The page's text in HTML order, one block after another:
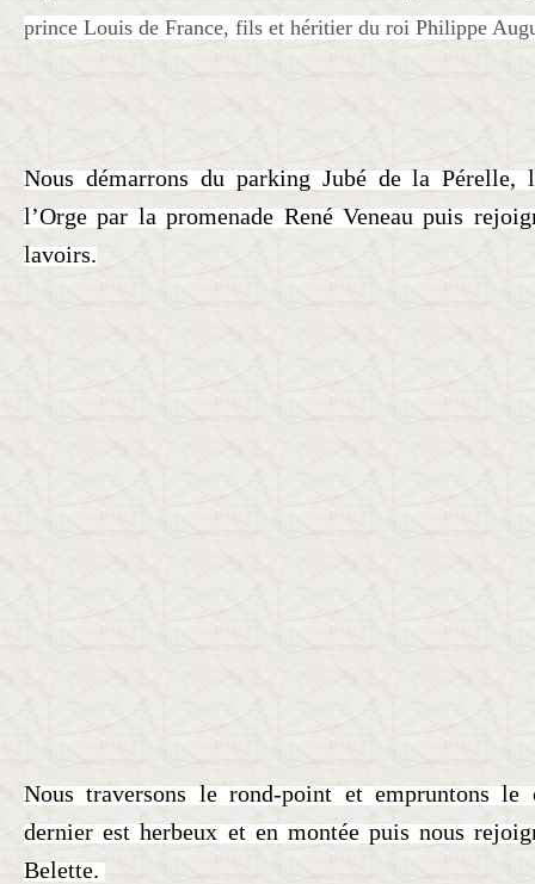
prince Louis de France, fils et héritier du roi Philippe
Nous démarrons du parking Jubé de la Pérelle,
l’Orge par la promenade René Veneau puis
lavoirs.
Nous traversons le rond-point et empruntons le
dernier est herbeux et en montée puis nous
Belette.